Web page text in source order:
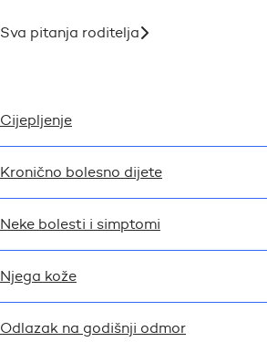
Sva pitanja roditelja
Cijepljenje
Kronično bolesno dijete
Neke bolesti i simptomi
Njega kože
Odlazak na godišnji odmor